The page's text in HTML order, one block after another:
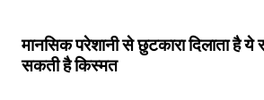
मानसिक परेशानी से छुटकारा दिलाता है
सकती है किस्मत